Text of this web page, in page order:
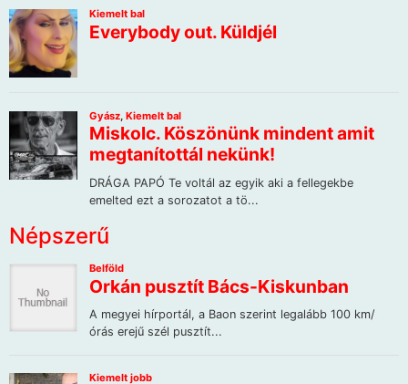
Népszerű